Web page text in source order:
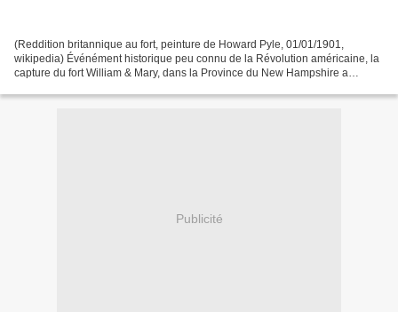
(Reddition britannique au fort, peinture de Howard Pyle, 01/01/1901,
wikipedia) Événément historique peu connu de la Révolution américaine, la
capture du fort William & Mary, dans la Province du New Hampshire a
Publicité